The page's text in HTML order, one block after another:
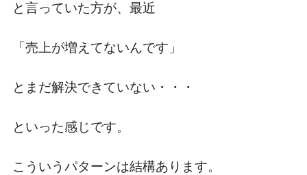
と言っていた方が、最近
「売上が増えてないんです」
とまだ解決できていない・・・
といった感じです。
こういうパターンは結構あります。